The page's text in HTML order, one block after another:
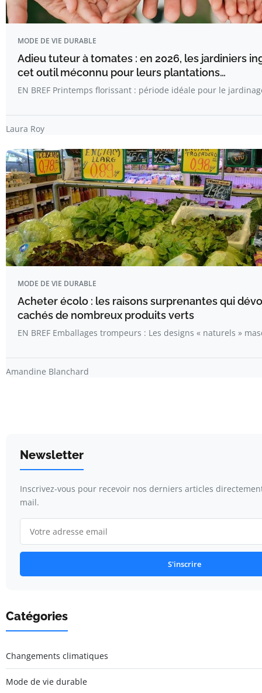
MODE DE VIE DURABLE
Adieu tuteur à tomates : en 2026, les jardiniers
cet outil méconnu pour leurs plantations…
EN BREF Printemps florissant : période idéale pour le
Laura Roy
MODE DE VIE DURABLE
Acheter écolo : les raisons surprenantes qui
cachés de nombreux produits verts
EN BREF Emballages trompeurs : Les designs « naturels »
Amandine Blanchard
Newsletter
Inscrivez-vous pour recevoir nos derniers articles
mail.
S'inscrire
Catégories
Changements climatiques
Mode de vie durable